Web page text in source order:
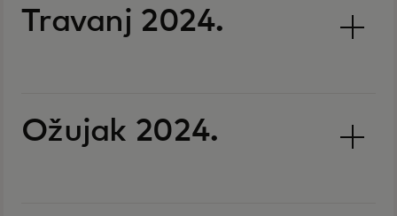
Travanj 2024.
Ožujak 2024.